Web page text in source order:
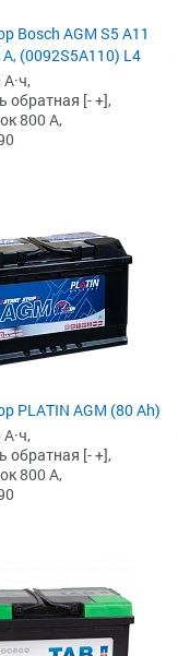
Bosch AGM S5 A11
(0092S5A110) L4
обратная [- +],
800 А,
PLATIN AGM (80 Ah)
обратная [- +],
800 А,